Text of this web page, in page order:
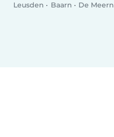
Leusden
Baarn De Meern